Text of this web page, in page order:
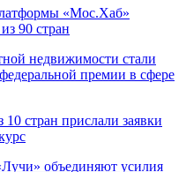
«Мос.Хаб»
90 стран
недвижимости стали
премии в сфере
стран прислали заявки
объединяют усилия